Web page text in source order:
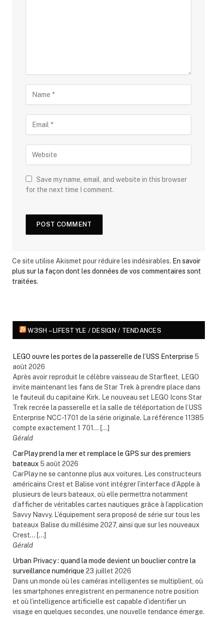
Save my name, email, and website in this browser
for the next time I comment.
Ce site utilise Akismet pour réduire les indésirables. En savoir
plus sur la façon dont les données de vos commentaires sont
traitées.
W3SH – LIFESTYLE / DESIGN / TENDANCES
LEGO ouvre les portes de la passerelle de l’USS Enterprise 5
août 2026
Après avoir reproduit le célèbre vaisseau de Starfleet, LEGO
invite maintenant les fans de Star Trek à prendre place dans
le fauteuil du capitaine Kirk. Le nouveau set LEGO Icons Star
Trek recrée la passerelle et la salle de téléportation de l’USS
Enterprise NCC-1701 de la série originale. La référence 11385
compte exactement 1 701... […]
Gérald
CarPlay prend la mer et remplace le GPS sur des premiers
bateaux 5 août 2026
CarPlay ne se cantonne plus aux voitures. Les constructeurs
américains Crest et Balise vont intégrer l’interface d’Apple à
plusieurs de leurs bateaux, où elle permettra notamment
d’afficher de véritables cartes nautiques grâce à l’application
Savvy Navvy. L’équipement sera proposé de série sur tous les
bateaux Balise du millésime 2027, ainsi que sur les nouveaux
Crest... […]
Gérald
Urban Privacy : quand la mode devient un bouclier contre la
surveillance numérique 23 juillet 2026
Dans un monde où les caméras intelligentes se multiplient, où
les smartphones enregistrent en permanence notre position
et où l’intelligence artificielle est capable d’identifier un
visage en quelques secondes, une nouvelle tendance émerge.